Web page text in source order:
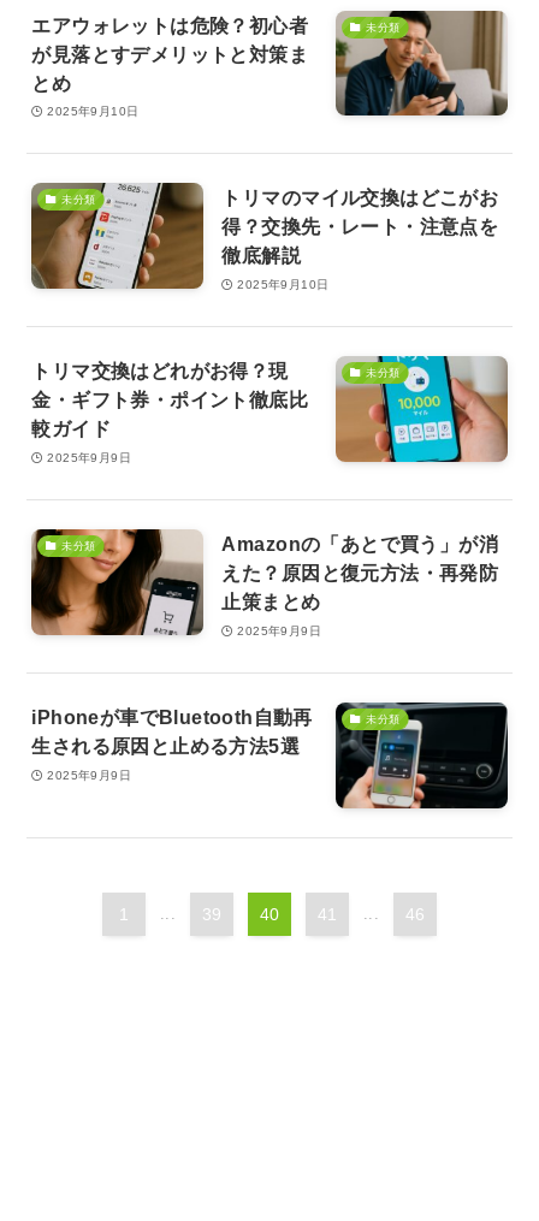
未分類
エアウォレットは危険？初心者
が見落とすデメリットと対策ま
とめ
2025年9月10日
未分類
トリマのマイル交換はどこがお
得？交換先・レート・注意点を
徹底解説
2025年9月10日
未分類
トリマ交換はどれがお得？現
金・ギフト券・ポイント徹底比
較ガイド
2025年9月9日
未分類
Amazonの「あとで買う」が消
えた？原因と復元方法・再発防
止策まとめ
2025年9月9日
未分類
iPhoneが車でBluetooth自動再
生される原因と止める方法5選
2025年9月9日
1 ... 39 40 41 ... 46